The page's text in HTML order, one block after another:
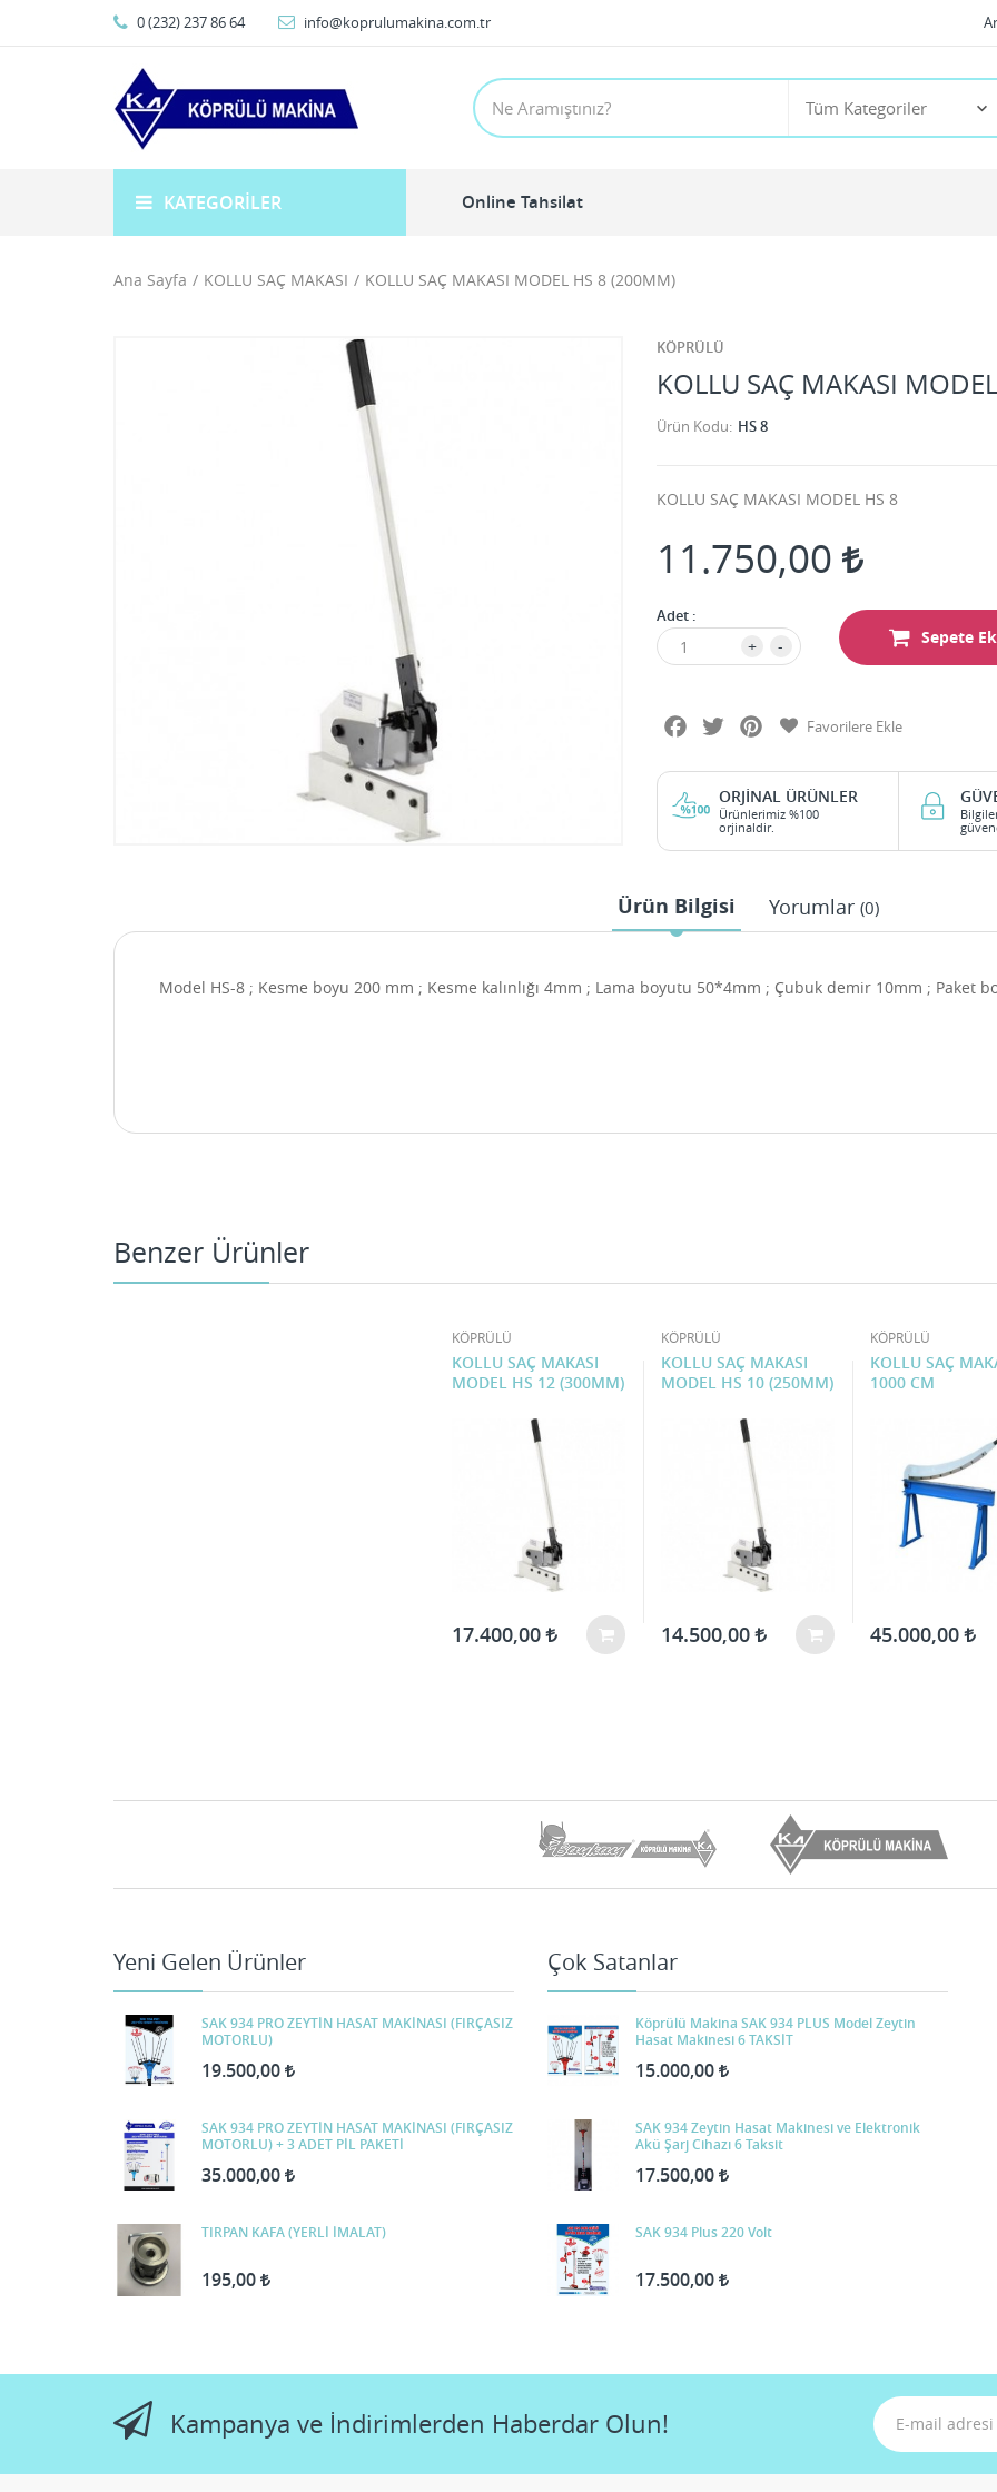
0 (232) 237 86 64 info@koprulumakina.com.tr
KATEGORILER Online Tahsilat
Ana Sayfa KOLLU SAÇ MAKASI KOLLU SAÇ MAKASI MODEL HS 8 (200MM)
KÖPRÜLÜ
KOLLU SAÇ MAKASI
Ürün Kodu HS 8
KOLLU SAÇ MAKASI MODEL HS 8
11.750,00
Adet :
+ - Sepete
FacebookTwitterPinterestFavorilere Ekle
ORJINAL ÜRÜNLER
Ürünlerimiz %100
orjinaldir.
Ürün Bilgisi Yorumlar (0)
Model HS-8 ; Kesme boyu 200 mm ; Kesme kalınlığı 4mm ; Lama boyutu 50*4mm ; Çubuk demir 10mm ; Paket
Benzer Ürünler
KÖPRÜLÜ
KOLLU SAÇ MAKASI
MODEL HS 12 (300MM)
17.400,00
KÖPRÜLÜ
KOLLU SAÇ MAKASI
MODEL HS 10 (250MM)
14.500,00
KÖPRÜLÜ
KOLLU SAÇ
1000 CM
45.000,00
Yeni Gelen Ürünler
SAK 934 PRO ZEYTİN HASAT MAKİNASI (FIRÇASIZ
MOTORLU)
19.500,00
SAK 934 PRO ZEYTİN HASAT MAKİNASI (FIRÇASIZ
MOTORLU) + 3 ADET PİL PAKETİ
35.000,00
TIRPAN KAFA (YERLİ İMALAT)
195,00
Çok Satanlar
Köprülü Makina SAK 934 PLUS Model Zeytin
Hasat Makinesi 6 TAKSİT
15.000,00
SAK 934 Zeytin Hasat Makinesi ve Elektronik
Akü Şarj Cihazı 6 Taksit
17.500,00
SAK 934 Plus 220 Volt
17.500,00
Kampanya ve İndirimlerden Haberdar Olun!